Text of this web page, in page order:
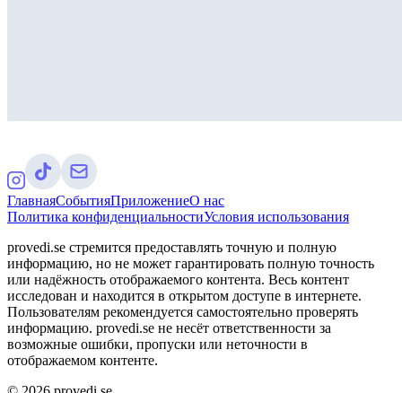
ГлавнаяСобытияПриложениеО нас
Политика конфиденциальностиУсловия использования
provedi.se стремится предоставлять точную и полную
информацию, но не может гарантировать полную точность
или надёжность отображаемого контента. Весь контент
исследован и находится в открытом доступе в интернете.
Пользователям рекомендуется самостоятельно проверять
информацию. provedi.se не несёт ответственности за
возможные ошибки, пропуски или неточности в
отображаемом контенте.